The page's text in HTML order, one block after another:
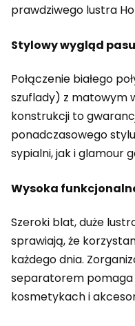
prawdziwego lustra
Stylowy wygląd
Połączenie białego
szuflady) z matowym
konstrukcji to
ponadczasowego
sypialni, jak i glamour
Wysoka
Szeroki blat, duże
sprawiają, że
każdego dnia.
separatorem
kosmetykach i